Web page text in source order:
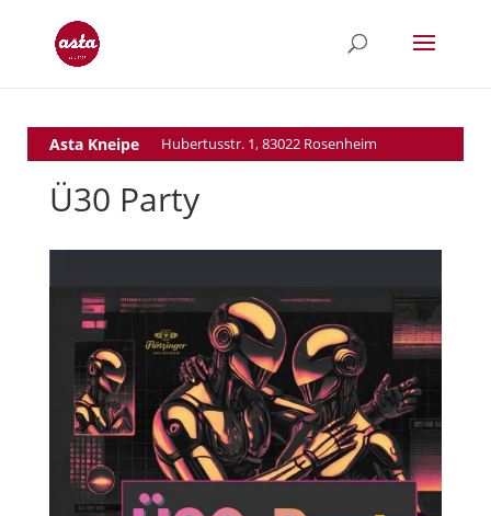
Asta Kneipe Hubertusstr. 1, 83022 Rosenheim
Ü30 Party